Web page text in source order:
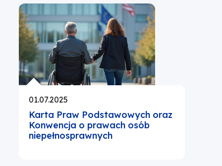
01.07.2025
Karta Praw Podstawowych oraz
Konwencja o prawach osób
niepełnosprawnych